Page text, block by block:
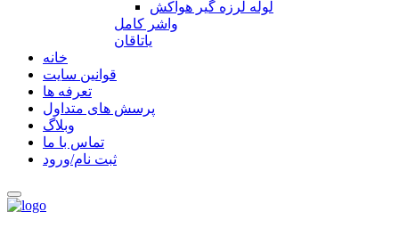
لوله لرزه گیر هواکش
واشر کامل
یاتاقان
خانه
قوانین سایت
تعرفه ها
پرسش های متداول
وبلاگ
تماس با ما
ثبت نام/ورود